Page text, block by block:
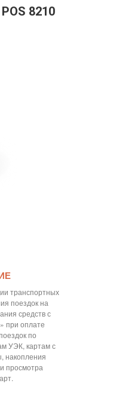
8210
транспортных
поездок на
средств с
при оплате
по
УЭК, картам с
накопления
просмотра